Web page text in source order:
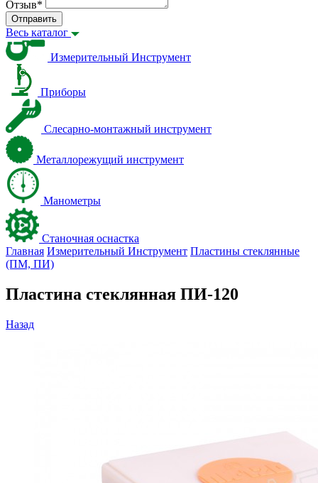
Отзыв*
Отправить
Весь каталог
Измерительный Инструмент
Приборы
Слесарно-монтажный инструмент
Металлорежущий инструмент
Манометры
Станочная оснастка
Главная Измерительный Инструмент Пластины стеклянные
(ПМ, ПИ)
Пластина стеклянная ПИ-120
Назад